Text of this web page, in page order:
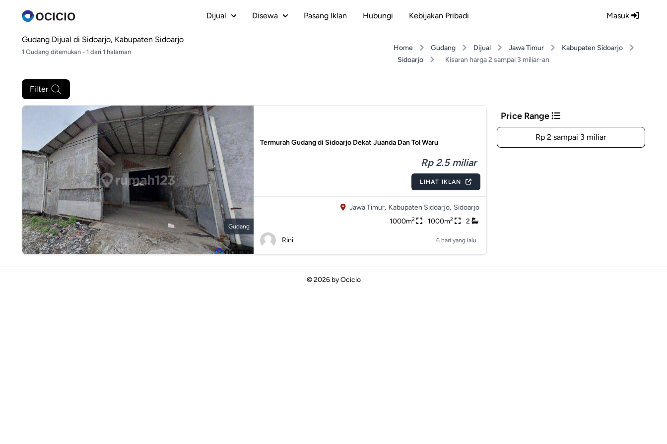
Masuk
Dijual Disewa Pasang Iklan Hubungi Kebijakan Pribadi
Gudang Dijual di Sidoarjo, Kabupaten Sidoarjo
1 Gudang ditemukan - 1 dari 1 halaman Home Gudang Dijual Jawa Timur
Kabupaten Sidoarjo
Sidoarjo
Kisaran harga 2 sampai 3 miliar-an
Filter
Gudang
Termurah Gudang di Sidoarjo Dekat Juanda Dan Tol Waru
Rp 2.5 miliar
LIHAT IKLAN
Jawa Timur, Kabupaten Sidoarjo, Sidoarjo
1000m2 1000m2 2
Rini 6 hari yang lalu
Price Range
Rp 2 sampai 3 miliar
© 2026 byOcicio